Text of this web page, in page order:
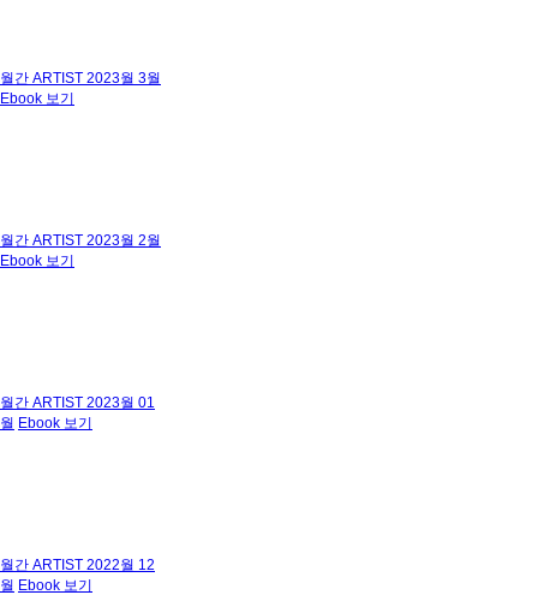
월간 ARTIST 2023월 3월
Ebook 보기
월간 ARTIST 2023월 2월
Ebook 보기
월간 ARTIST 2023월 01
월 Ebook 보기
월간 ARTIST 2022월 12
월 Ebook 보기